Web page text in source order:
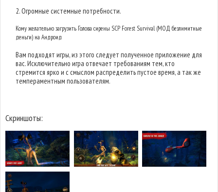
2. Огромные системные потребности.
Кому желательно загрузить Голова сирены SCP Forest Survival (МОД безлимитные
деньги) на Андроид
Вам подходят игры, из этого следует полученное приложение для
вас. Исключительно игра отвечает требованиям тем, кто
стремится ярко и с смыслом распределить пустое время, а так же
темпераментным пользователям.
Скриншоты: